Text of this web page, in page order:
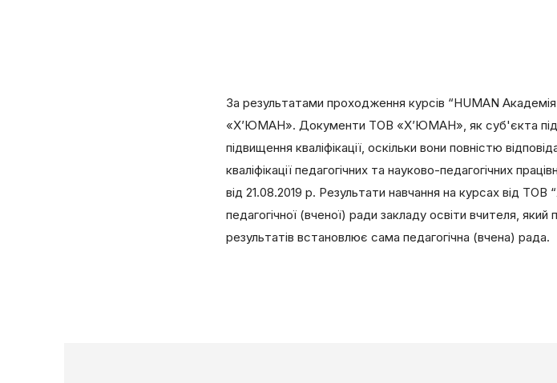
За результатами проходження курсів “HUMAN
«Х’ЮМАН». Документи ТОВ «Х’ЮМАН», як суб'єкта
підвищення кваліфікації, оскільки вони повністю
кваліфікації педагогічних та науково-педагогічних
від 21.08.2019 р. Результати навчання на курсах від
педагогічної (вченої) ради закладу освіти вчителя,
результатів встановлює сама педагогічна (вчена) рада.